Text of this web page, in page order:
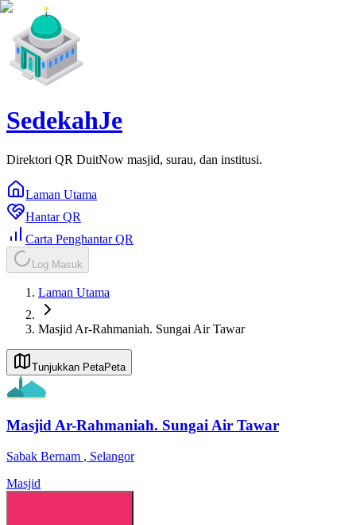
SedekahJe
Direktori QR DuitNow masjid, surau, dan institusi.
Laman Utama
Hantar QR
Carta Penghantar QR
Log Masuk
Laman Utama
Masjid Ar-Rahmaniah. Sungai Air Tawar
Tunjukkan PetaPeta
Masjid Ar-Rahmaniah. Sungai Air Tawar
Sabak Bernam , Selangor
Masjid